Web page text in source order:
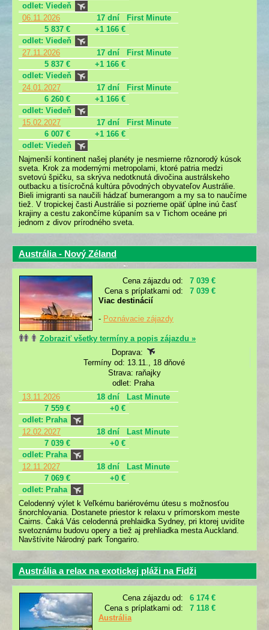
odlet: Viedeň
06.11.2026
17 dní
First Minute
5 837 €
+1 166 €
odlet: Viedeň
27.11.2026
17 dní
First Minute
5 837 €
+1 166 €
odlet: Viedeň
24.01.2027
17 dní
First Minute
6 260 €
+1 166 €
odlet: Viedeň
15.02.2027
17 dní
First Minute
6 007 €
+1 166 €
odlet: Viedeň
Najmenší kontinent našej planéty je nesmierne rôznorodý kúsok
sveta. Krok za modernými metropolami, ktoré patria medzi
svetovú špičku, sa skrýva nedotknutá divočina austrálskeho
outbacku a tisícročná kultúra pôvodných obyvateľov Austrálie.
Bieli imigranti sa naučili hádzať bumerangom a my sa to naučíme
tiež. V tropickej časti Austrálie si pozrieme opäť úplne inú časť
krajiny a cestu zakončíme kúpaním sa v Tichom oceáne pri
jednom z divov prírodného sveta.
Austrália - Nový Zéland
Cena zájazdu od:
7 039 €
Cena s príplatkami od:
7 039 €
Viac destinácií
- Poznávacie zájazdy
Zobraziť všetky termíny a popis zájazdu »
Doprava:
Termíny od: 13.11., 18 dňové
Strava: raňajky
odlet: Praha
13.11.2026
18 dní
Last Minute
7 559 €
+0 €
odlet: Praha
12.02.2027
18 dní
Last Minute
7 039 €
+0 €
odlet: Praha
12.11.2027
18 dní
Last Minute
7 069 €
+0 €
odlet: Praha
Celodenný výlet k Veľkému bariérovému útesu s možnosťou
šnorchlovania. Dostanete priestor k relaxu v prímorskom meste
Cairns. Čaká Vás celodenná prehlaidka Sydney, pri ktorej uvidíte
svetoznámu budovu opery a tiež aj prehliadka mesta Auckland.
Navštívite Národný park Tongariro.
Austrália a relax na exotickej pláži na Fidži
Cena zájazdu od:
6 174 €
Cena s príplatkami od:
7 118 €
Austrália